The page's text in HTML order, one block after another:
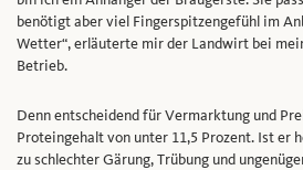
benötigt aber viel Fingerspitzengefühl im
Wetter“, erläuterte mir der Landwirt bei
Betrieb.
Denn entscheidend für Vermarktung und
Proteingehalt von unter 11,5 Prozent. Ist er
zu schlechter Gärung, Trübung und